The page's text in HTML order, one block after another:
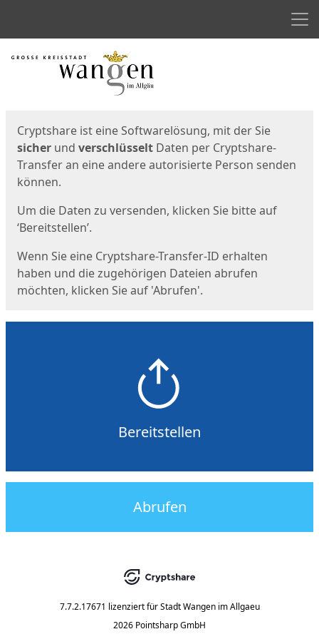
Start
Cryptshare ist eine Softwarelösung, mit der Sie
sicher und verschlüsselt Daten per Cryptshare-
Transfer an eine andere autorisierte Person senden
können.
Um die Daten zu versenden, klicken Sie bitte auf
‘Bereitstellen’.
Wenn Sie eine Cryptshare-Transfer-ID erhalten
haben und die zugehörigen Dateien abrufen
möchten, klicken Sie auf 'Abrufen'.
Bereitstellen
Abrufen
7.7.2.17671 lizenziert für Stadt Wangen im Allgaeu
2026 Pointsharp GmbH